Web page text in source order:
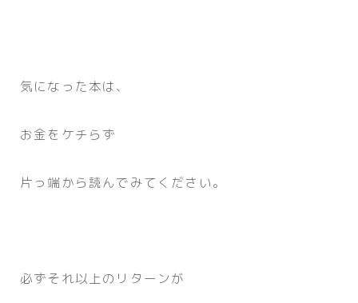
気になった本は、
お金をケチらず
片っ端から読んでみてください。
必ずそれ以上のリターンが